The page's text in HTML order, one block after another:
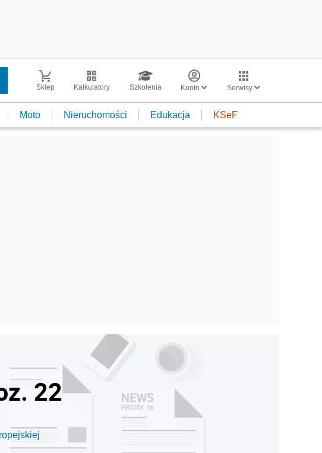
Sklep Kalkulatory Szkolenia Konto Serwisy
Moto Nieruchomości Edukacja KSeF
22